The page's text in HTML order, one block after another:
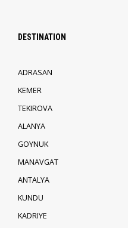
DESTINATION
ADRASAN
KEMER
TEKIROVA
ALANYA
GOYNUK
MANAVGAT
ANTALYA
KUNDU
KADRIYE